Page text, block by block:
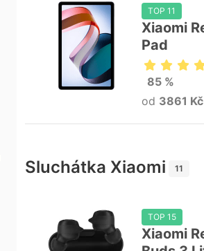
TOP 11
Xiaomi
Pad
85 %
od 3861 Kč
Sluchátka Xiaomi 11
TOP 15
Xiaomi